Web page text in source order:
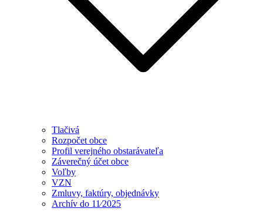
Tlačivá
Rozpočet obce
Profil verejného obstarávateľa
Záverečný účet obce
Voľby
VZN
Zmluvy, faktúry, objednávky
Archív do 11⁄2025